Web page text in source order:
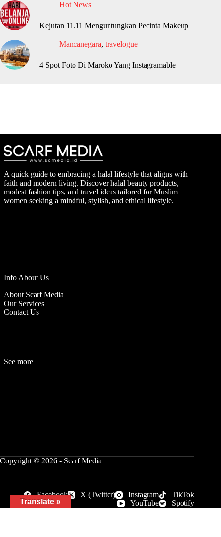
Hot News
Kejutan 11.11 Menguntungkan Pecinta Makeup
Mancanegara, travelogue
4 Spot Foto Di Maroko Yang Instagramable
A quick guide to embracing a halal lifestyle that aligns with
faith and modern living. Discover halal beauty products,
modest fashion tips, and travel ideas tailored for Muslim
women seeking a mindful, stylish, and ethical lifestyle.
Info About Us
About Scarf Media
Our Services
Contact Us
See more
Copyright © 2026 - Scarf Media
Facebook X (Twitter) Instagram
TikTok
YouTube
Spotify
Translate »